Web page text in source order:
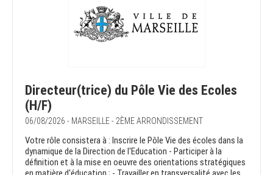
Directeur(trice) du Pôle Vie des Ecoles
(H/F)
06/08/2026 - MARSEILLE - 2ÈME ARRONDISSEMENT
Votre rôle consistera à : Inscrire le Pôle Vie des écoles dans la
dynamique de la Direction de l'Education - Participer à la
définition et à la mise en oeuvre des orientations stratégiques